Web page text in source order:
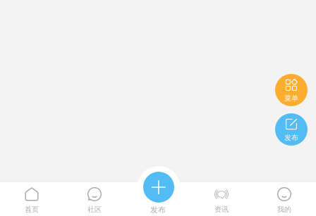

菜单

发布

首页

社区

发布

资讯

我的